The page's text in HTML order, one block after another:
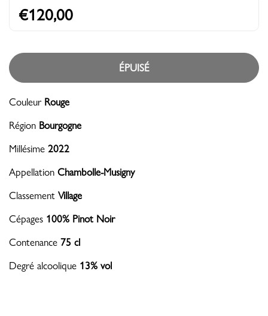
€120,00
ÉPUISÉ
Couleur Rouge
Région Bourgogne
Millésime 2022
Appellation Chambolle-Musigny
Classement Village
Cépages 100% Pinot Noir
Contenance 75 cl
Degré alcoolique 13% vol